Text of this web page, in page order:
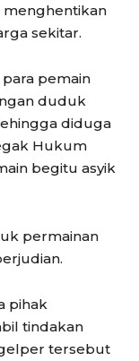
sekitar.
pemain
duduk
diduga
Hukum
begitu asyik
permainan
pihak
tindakan
tersebut